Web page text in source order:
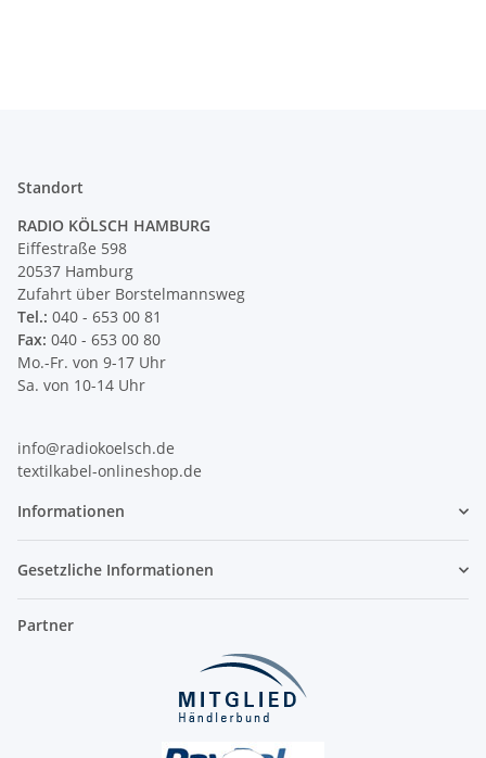
Standort
RADIO KÖLSCH HAMBURG
Eiffestraße 598
20537 Hamburg
Zufahrt über Borstelmannsweg
Tel.: 040 - 653 00 81
Fax: 040 - 653 00 80
Mo.-Fr. von 9-17 Uhr
Sa. von 10-14 Uhr
info@radiokoelsch.de
textilkabel-onlineshop.de
Informationen
Gesetzliche Informationen
Partner